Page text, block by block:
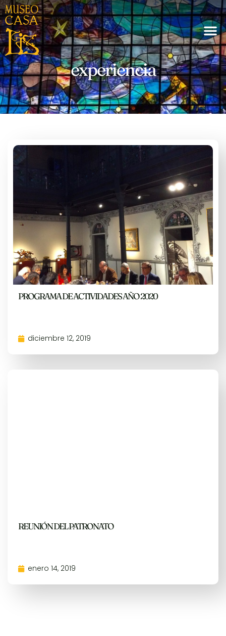
experiencia
PROGRAMA DE ACTIVIDADES AÑO 2020
diciembre 12, 2019
REUNIÓN DEL PATRONATO
enero 14, 2019